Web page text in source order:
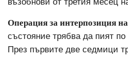
Операция за интерпозиция
състояние трябва да пият
През първите две седмици